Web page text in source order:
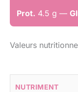
Prot. 4.5 g —
Valeurs
NUTRIMENT